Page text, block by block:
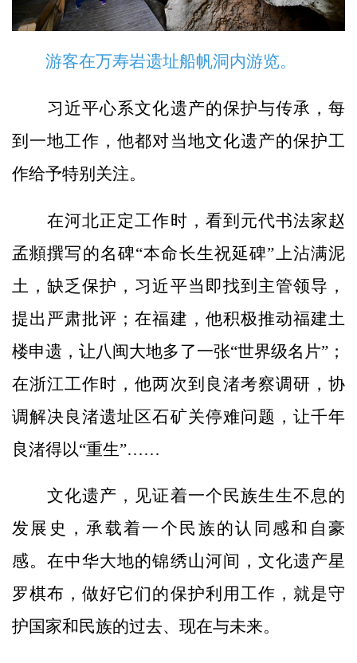
游客在万寿岩遗址船帆洞内游览。
习近平心系文化遗产的保护与传承，每
到一地工作，他都对当地文化遗产的保护工
作给予特别关注。
在河北正定工作时，看到元代书法家赵
孟頫撰写的名碑“本命长生祝延碑”上沾满泥
土，缺乏保护，习近平当即找到主管领导，
提出严肃批评；在福建，他积极推动福建土
楼申遗，让八闽大地多了一张“世界级名片”；
在浙江工作时，他两次到良渚考察调研，协
调解决良渚遗址区石矿关停难问题，让千年
良渚得以“重生”……
文化遗产，见证着一个民族生生不息的
发展史，承载着一个民族的认同感和自豪
感。在中华大地的锦绣山河间，文化遗产星
罗棋布，做好它们的保护利用工作，就是守
护国家和民族的过去、现在与未来。